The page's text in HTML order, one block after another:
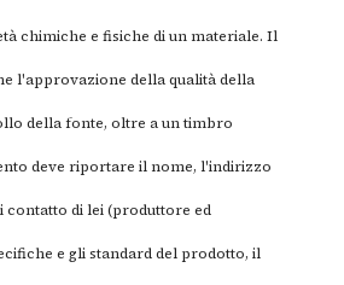
chimiche e fisiche di un materiale. Il
l'approvazione della qualità della
della fonte, oltre a un timbro
deve riportare il nome, l'indirizzo
contatto di lei (produttore ed
e gli standard del prodotto, il